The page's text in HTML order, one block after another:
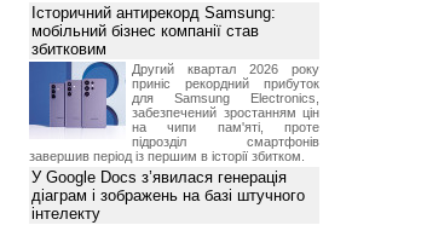
Історичний антирекорд Samsung:
мобільний бізнес компанії став
збитковим
Другий квартал 2026 року
приніс рекордний прибуток
для Samsung Electronics,
забезпечений зростанням цін
на чипи пам'яті, проте
підрозділ смартфонів
завершив період із першим в історії збитком.
У Google Docs з’явилася генерація
діаграм і зображень на базі штучного
інтелекту